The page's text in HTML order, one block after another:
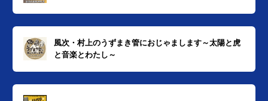
風次・村上のうずまき管におじゃまします～太陽と虎
と音楽とわたし～